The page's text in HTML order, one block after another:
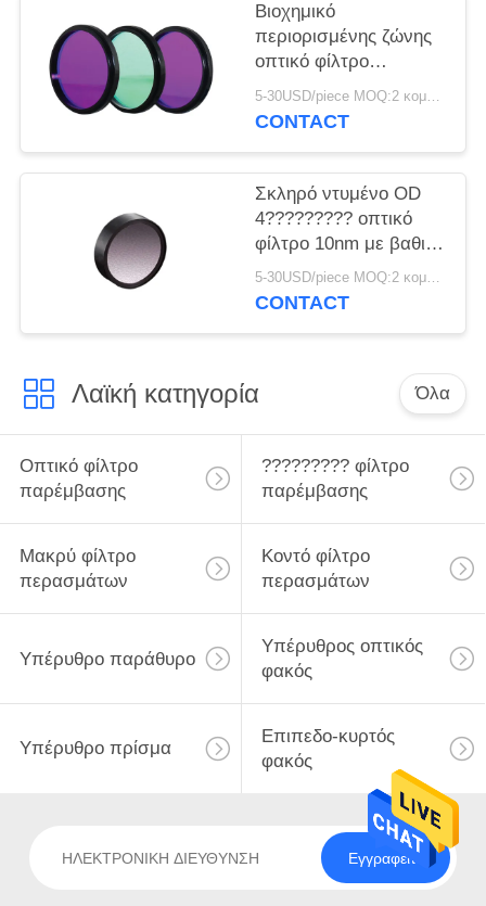
Βιοχημικό
περιορισμένης ζώνης
οπτικό φίλτρο
παρέμβασης με
Chamfer 0.20.5mm
5-30USD/piece MOQ:2 κομμάτια
CONTACT
Σκληρό ντυμένο OD
4????????? οπτικό
φίλτρο 10nm με βαθιά
να εμποδίσει
5-30USD/piece MOQ:2 κομμάτια
CONTACT
Λαϊκή κατηγορία Όλα
Οπτικό φίλτρο
παρέμβασης
????????? φίλτρο
παρέμβασης
Μακρύ φίλτρο
περασμάτων
Κοντό φίλτρο
περασμάτων
Υπέρυθρο παράθυρο
Υπέρυθρος οπτικός
φακός
Υπέρυθρο πρίσμα
Επιπεδο-κυρτός
φακός
Εγγραφείτε